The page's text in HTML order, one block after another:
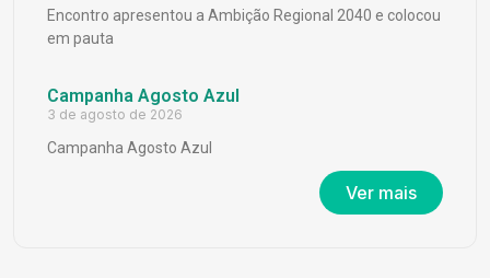
Encontro apresentou a Ambição Regional 2040 e colocou
em pauta
Campanha Agosto Azul
3 de agosto de 2026
Campanha Agosto Azul
Ver mais